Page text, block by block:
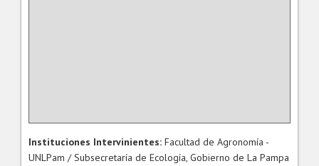
Instituciones Intervinientes: Facultad de Agronomía -
UNLPam / Subsecretaría de Ecología, Gobierno de La Pampa